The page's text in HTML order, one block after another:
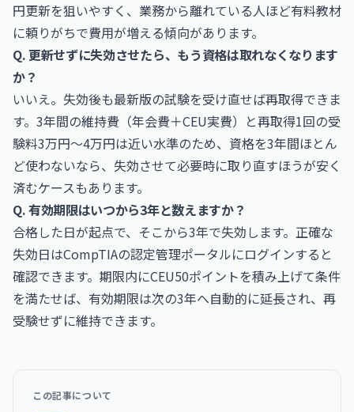
円更新を狙いやすく、業務から離れている人ほど有料教材
に頼りがちで費用が増える傾向があります。
Q. 更新せずに失効させたら、もう資格は取れなくなります
か？
いいえ。失効後も最新版の試験を受け直せば再取得できま
す。3年間の維持費（年会費＋CEU実費）と再取得1回の受
験料3万円〜4万円は近い水準のため、資格を3年間ほとん
ど使わないなら、失効させて必要時に取り直すほうが安く
済むケースもあります。
Q. 有効期限はいつから3年と数えますか？
合格した日が起点で、そこから3年で失効します。正確な
失効日はCompTIAの認定管理ポータルにログインすると
確認できます。期限内にCEU50ポイントを積み上げて条件
を満たせば、有効期限は次の3年へ自動的に延長され、再
受験せずに維持できます。
この記事について